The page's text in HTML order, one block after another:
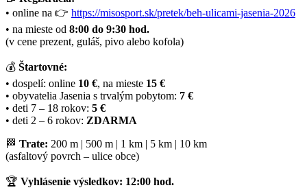
• online na 👉 https://misosport.sk/pretek/beh-ulicami-jasenia-2026
• na mieste od 8:00 do 9:30 hod.
(v cene prezent, guláš, pivo alebo kofola)
💰 Štartovné:
• dospelí: online 10 €, na mieste 15 €
• obyvatelia Jasenia s trvalým pobytom: 7 €
• deti 7 – 18 rokov: 5 €
• deti 2 – 6 rokov: ZDARMA
🏁 Trate: 200 m | 500 m | 1 km | 5 km | 10 km
(asfaltový povrch – ulice obce)
🏆 Vyhlásenie výsledkov: 12:00 hod.